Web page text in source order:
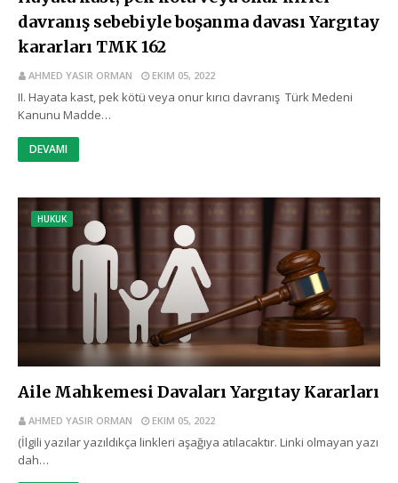
davranış sebebiyle boşanma davası Yargıtay
kararları TMK 162
AHMED YASIR ORMAN EKIM 05, 2022
II. Hayata kast, pek kötü veya onur kırıcı davranış Türk Medeni
Kanunu Madde…
DEVAMI
HUKUK
Aile Mahkemesi Davaları Yargıtay Kararları
AHMED YASIR ORMAN EKIM 05, 2022
(İlgili yazılar yazıldıkça linkleri aşağıya atılacaktır. Linki olmayan yazı
dah…